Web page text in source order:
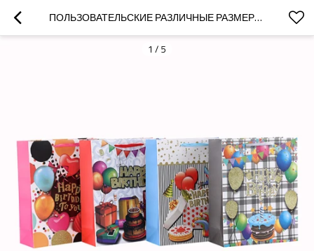
ПОЛЬЗОВАТЕЛЬСКИЕ РАЗЛИЧНЫЕ РАЗМЕРЫ 4C ПЕЧАТЬ ДЕНЬ РОЖДЕНИЯ ПОДАРОК БУМАЖНЫЙ МЕШОК С 4 ДИЗАЙНОВ, АССОРТИ В УПАКОВКЕ TONGLE
1 / 5